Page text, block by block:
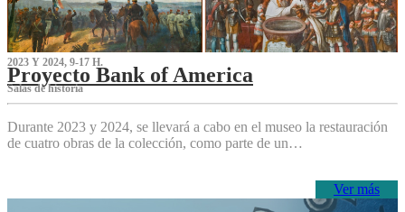
2023 Y 2024, 9-17 H.
Proyecto Bank of America
S‌alas de historia
Durante 2023 y 2024, se llevará a cabo en el museo la restauración
de cuatro obras de la colección, como parte de un…
Ver más